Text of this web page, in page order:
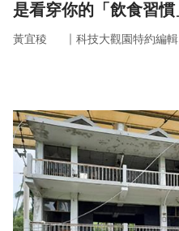
是看穿你的「飲食習慣
黃宜稜 ｜ 科技大觀園特約編輯